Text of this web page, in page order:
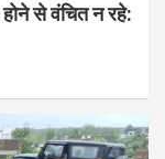
होने से वंचित न रहे: